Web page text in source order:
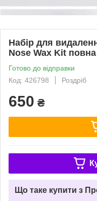
Набір для
Nose Wax Kit
Готово до відправки
Код: 426798
Роздріб
650 ₴
Що таке купити з